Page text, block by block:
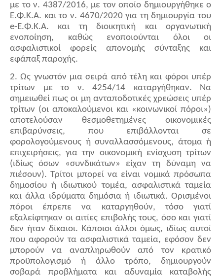
με το ν. 4387/2016, με τον οποίο δημιουργήθηκε ο
Ε.Φ.Κ.Α. και το ν. 4670/2020 για τη δημιουργία του
e-Ε.Φ.Κ.Α. και τη διοικητική και οργανωτική
ενοποίηση, καθώς ενοποιούνται όλοι οι
ασφαλιστικοί φορείς απονομής σύνταξης και
εφάπαξ παροχής.
2. Ως γνωστόν μια σειρά από τέλη και φόροι υπέρ
τρίτων με το ν. 4254/14 καταργήθηκαν. Να
σημειωθεί πως οι μη ανταποδοτικές χρεώσεις υπέρ
τρίτων (οι αποκαλούμενοι και «κοινωνικοί πόροι»)
αποτελούσαν θεσμοθετημένες οικονομικές
επιβαρύνσεις, που επιβάλλονται σε
φορολογούμενους ή συναλλασσόμενους, άτομα ή
επιχειρήσεις, για την οικονομική ενίσχυση τρίτων
(ιδίως όσων «συνδικάτων» είχαν τη δύναμη να
πιέσουν). Τρίτοι μπορεί να είναι νομικά πρόσωπα
δημοσίου ή ιδιωτικού τομέα, ασφαλιστικά ταμεία
και άλλα ιδρύματα δημόσια ή ιδιωτικά. Ορισμένοι
πόροι έπρεπε να καταργηθούν, τόσο γιατί
εξαλείφτηκαν οι αιτίες επιβολής τους, όσο και γιατί
δεν ήταν δίκαιοι. Κάποιοι άλλοι όμως, ιδίως αυτοί
που αφορούν τα ασφαλιστικά ταμεία, εφόσον δεν
μπορούν να αναπληρωθούν από τον κρατικό
προϋπολογισμό ή άλλο τρόπο, δημιουργούν
σοβαρά προβλήματα και αδυναμία καταβολής